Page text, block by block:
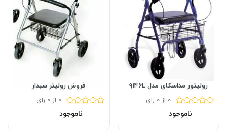
رولیتور مداسکای مدل ۹۱۴۶L
0 از 0 رای
ناموجود
فروش رولیتر سبدار
0 از 0 رای
ناموجود